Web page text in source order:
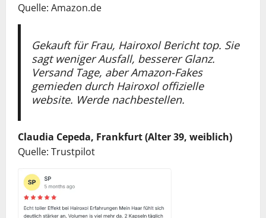
Quelle: Amazon.de
Gekauft für Frau, Hairoxol Bericht top. Sie
sagt weniger Ausfall, besserer Glanz.
Versand Tage, aber Amazon-Fakes
gemieden durch Hairoxol offizielle
website. Werde nachbestellen.
Claudia Cepeda, Frankfurt (Alter 39, weiblich)
Quelle: Trustpilot